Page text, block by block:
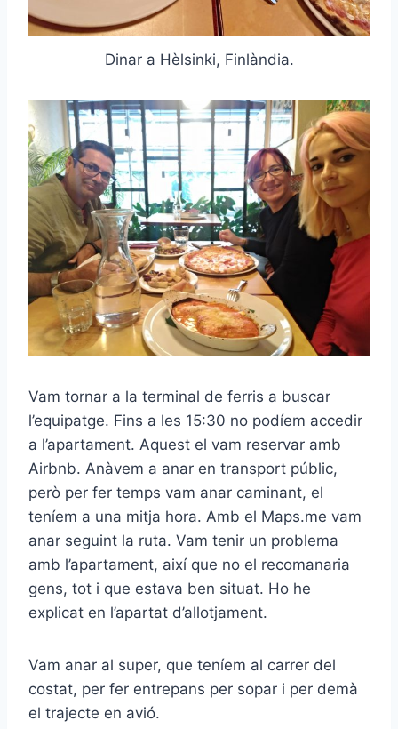
Dinar a Hèlsinki, Finlàndia.
Vam tornar a la terminal de ferris a buscar
l’equipatge. Fins a les 15:30 no podíem accedir
a l’apartament. Aquest el vam reservar amb
Airbnb. Anàvem a anar en transport públic,
però per fer temps vam anar caminant, el
teníem a una mitja hora. Amb el Maps.me vam
anar seguint la ruta. Vam tenir un problema
amb l’apartament, així que no el recomanaria
gens, tot i que estava ben situat. Ho he
explicat en l’apartat d’allotjament.
Vam anar al super, que teníem al carrer del
costat, per fer entrepans per sopar i per demà
el trajecte en avió.